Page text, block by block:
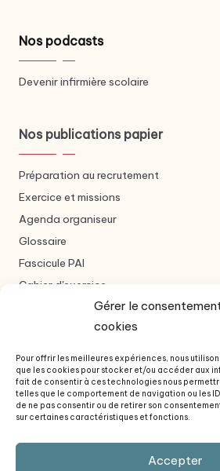
Gérer le
cookies
Pour offrir les meilleures expériences, nous
que les cookies pour stocker et/ou accéder aux
fait de consentir à ces technologies nous
telles que le comportement de navigation ou les
de ne pas consentir ou de retirer son
sur certaines caractéristiques et fonctions.
Accepter
Nos podcasts
Devenir infirmière scolaire
Nos publications papier
Préparation au recrutement
Exercice et missions
Agenda organiseur
Glossaire
Fascicule PAI
Cahier d'exercice
Formulaire de contact
À propos des auteurs
Questions fréquentes
Revue de presse
Politique de confidentialité